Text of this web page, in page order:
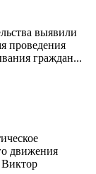
выявили
проведения
граждан...
движения